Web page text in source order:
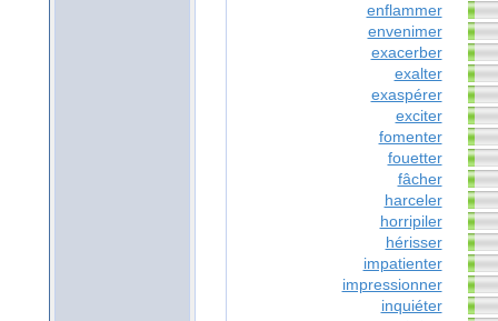
enflammer
envenimer
exacerber
exalter
exaspérer
exciter
fomenter
fouetter
fâcher
harceler
horripiler
hérisser
impatienter
impressionner
inquiéter